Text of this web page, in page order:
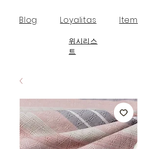
Blog Loyalitas Item
위시리스
트